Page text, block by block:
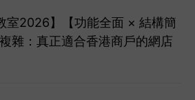
室2026】【功能全面 × 結構簡
雜：真正適合香港商戶的網店